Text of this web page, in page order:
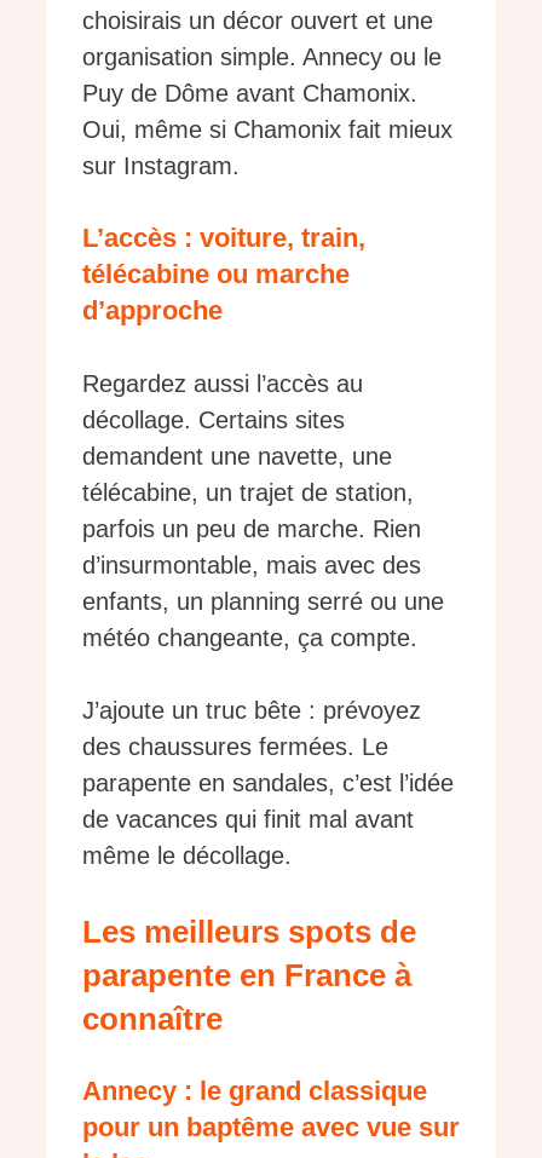
choisirais un décor ouvert et une
organisation simple. Annecy ou le
Puy de Dôme avant Chamonix.
Oui, même si Chamonix fait mieux
sur Instagram.
L’accès : voiture, train,
télécabine ou marche
d’approche
Regardez aussi l’accès au
décollage. Certains sites
demandent une navette, une
télécabine, un trajet de station,
parfois un peu de marche. Rien
d’insurmontable, mais avec des
enfants, un planning serré ou une
météo changeante, ça compte.
J’ajoute un truc bête : prévoyez
des chaussures fermées. Le
parapente en sandales, c’est l’idée
de vacances qui finit mal avant
même le décollage.
Les meilleurs spots de
parapente en France à
connaître
Annecy : le grand classique
pour un baptême avec vue sur